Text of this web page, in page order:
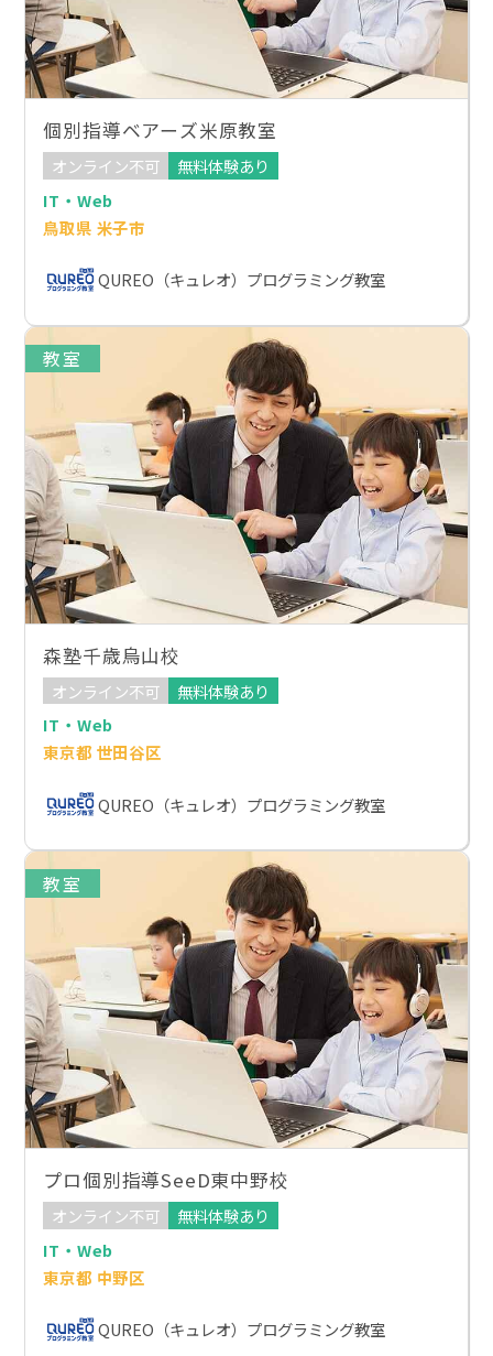
個別指導ベアーズ米原教室
オンライン不可
無料体験あり
IT・Web
鳥取県 米子市
QUREO（キュレオ）プログラミング教室
教室
森塾千歳烏山校
オンライン不可
無料体験あり
IT・Web
東京都 世田谷区
QUREO（キュレオ）プログラミング教室
教室
プロ個別指導SeeD東中野校
オンライン不可
無料体験あり
IT・Web
東京都 中野区
QUREO（キュレオ）プログラミング教室